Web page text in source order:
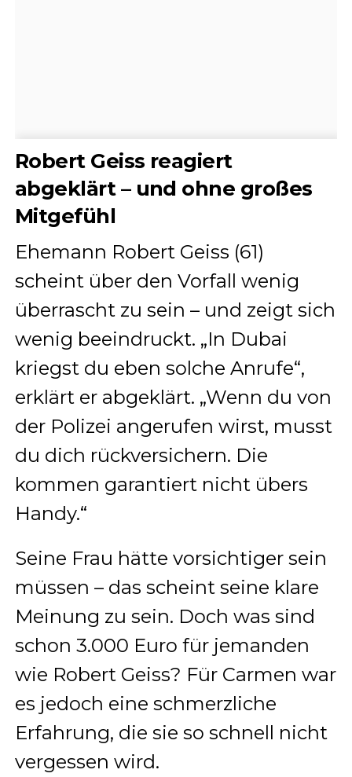
Robert Geiss reagiert
abgeklärt – und ohne großes
Mitgefühl
Ehemann Robert Geiss (61)
scheint über den Vorfall wenig
überrascht zu sein – und zeigt sich
wenig beeindruckt. „In Dubai
kriegst du eben solche Anrufe“,
erklärt er abgeklärt. „Wenn du von
der Polizei angerufen wirst, musst
du dich rückversichern. Die
kommen garantiert nicht übers
Handy.“
Seine Frau hätte vorsichtiger sein
müssen – das scheint seine klare
Meinung zu sein. Doch was sind
schon 3.000 Euro für jemanden
wie Robert Geiss? Für Carmen war
es jedoch eine schmerzliche
Erfahrung, die sie so schnell nicht
vergessen wird.